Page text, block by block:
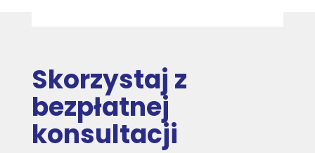
Skorzystaj z
bezpłatnej
konsultacji